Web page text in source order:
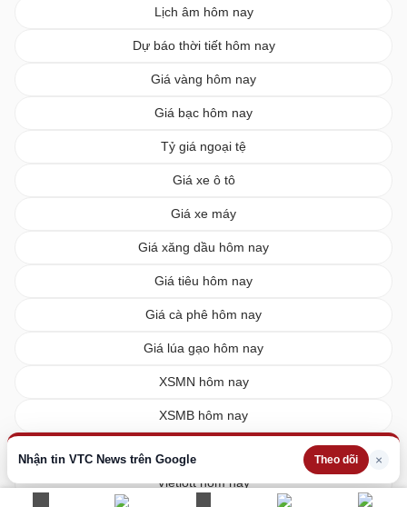
Nhận tin VTC News trên Google Theo dõi ×
Lịch âm hôm nay
Dự báo thời tiết hôm nay
Giá vàng hôm nay
Giá bạc hôm nay
Tỷ giá ngoại tệ
Giá xe ô tô
Giá xe máy
Giá xăng dầu hôm nay
Giá tiêu hôm nay
Giá cà phê hôm nay
Giá lúa gạo hôm nay
XSMN hôm nay
XSMB hôm nay
Vietlott hôm nay